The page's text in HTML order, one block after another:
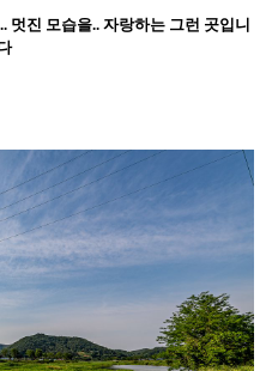
멋진 모습을.. 자랑하는 그런 곳입니